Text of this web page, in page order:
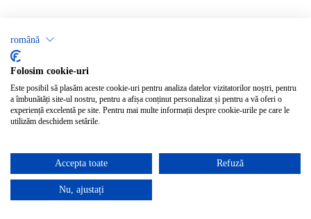
română
Folosim cookie-uri
Este posibil să plasăm aceste cookie-uri pentru analiza datelor vizitatorilor noștri, pentru
a îmbunătăți site-ul nostru, pentru a afișa conținut personalizat și pentru a vă oferi o
experiență excelentă pe site. Pentru mai multe informații despre cookie-urile pe care le
utilizăm deschidem setările.
Accepta toate Refuză
Nu, ajustați